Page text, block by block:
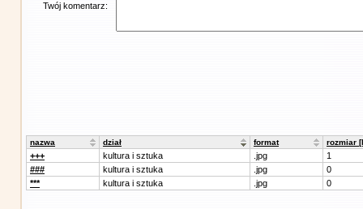
Twój komentarz:
nazwa dział format rozmiar
+++ kultura i sztuka .jpg
1
###
kultura i sztuka .jpg
0
***
kultura i sztuka .jpg 0